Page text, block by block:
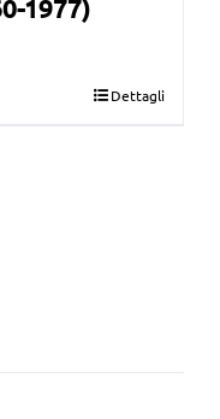
1977)
Dettagli